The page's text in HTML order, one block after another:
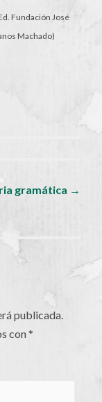
Fundación José
Machado)
gramática →
publicada.
con*